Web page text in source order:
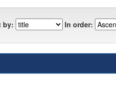
by: In order: